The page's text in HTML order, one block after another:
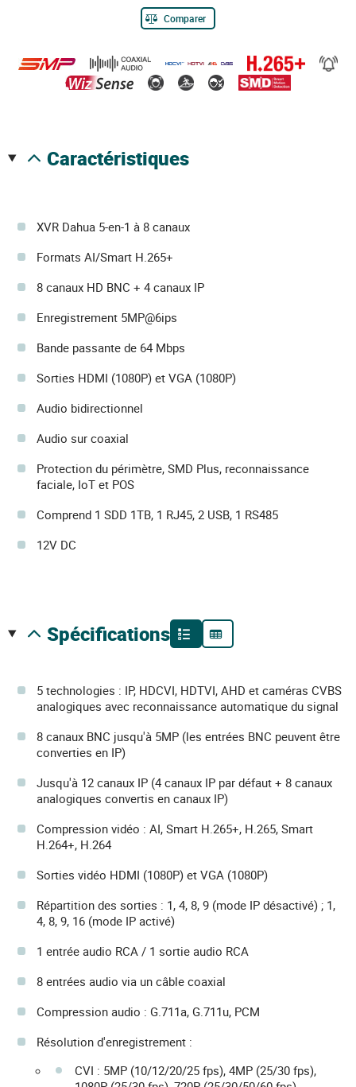
Comparer
caractéristiques
XVR Dahua 5-en-1 à 8 canaux
Formats AI/Smart H.265+
8 canaux HD BNC + 4 canaux IP
Enregistrement 5MP@6ips
Bande passante de 64 Mbps
Sorties HDMI (1080P) et VGA (1080P)
Audio bidirectionnel
Audio sur coaxial
Protection du périmètre, SMD Plus, reconnaissance
faciale, IoT et POS
Comprend 1 SDD 1TB, 1 RJ45, 2 USB, 1 RS485
12V DC
spécifications
5 technologies : IP, HDCVI, HDTVI, AHD et caméras CVBS
analogiques avec reconnaissance automatique du signal
8 canaux BNC jusqu'à 5MP (les entrées BNC peuvent être
converties en IP)
Jusqu'à 12 canaux IP (4 canaux IP par défaut + 8 canaux
analogiques convertis en canaux IP)
Compression vidéo : AI, Smart H.265+, H.265, Smart
H.264+, H.264
Sorties vidéo HDMI (1080P) et VGA (1080P)
Répartition des sorties : 1, 4, 8, 9 (mode IP désactivé) ; 1,
4, 8, 9, 16 (mode IP activé)
1 entrée audio RCA / 1 sortie audio RCA
8 entrées audio via un câble coaxial
Compression audio : G.711a, G.711u, PCM
Résolution d'enregistrement :
CVI : 5MP (10/12/20/25 fps), 4MP (25/30 fps),